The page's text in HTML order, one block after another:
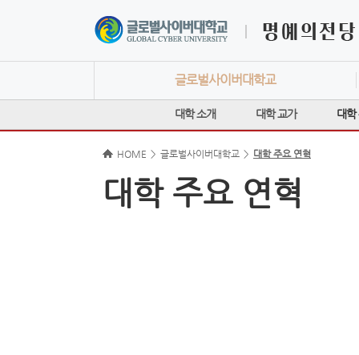
글로벌사이버대학교
대학 소개 대학 교가 대학
HOME > 글로벌사이버대학교 > 대학 주요 연혁
대학 주요 연혁